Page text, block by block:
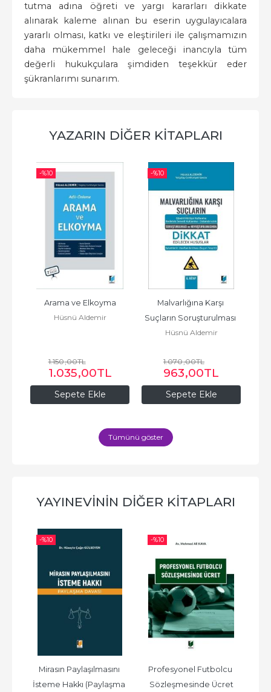
tutma adına öğreti ve yargı kararları dikkate
alınarak kaleme alınan bu eserin uygulayıcalara
yararlı olması, katkı ve eleştirileri ile çalışmamızın
daha mükemmel hale geleceği inancıyla tüm
değerli hukukçulara şimdiden teşekkür eder
şükranlarımı sunarım.
YAZARIN DIĞER KITAPLARI
-%10
Sepete Ekle
Arama ve Elkoyma
Hüsnü Aldemir
1.150,00TL
1.035,00TL
-%10
Sepete Ekle
Malvarlığına Karşı
Suçların Soruşturulması
ve Kovuşturulmasında
Hüsnü Aldemir
1.070,00TL
963,00TL
Tümünü göster
YAYINEVININ DIĞER KITAPLARI
-%10
Mirasın Paylaşılmasını
İsteme Hakkı (Paylaşma
-%10
Profesyonel Futbolcu
Sözleşmesinde Ücret